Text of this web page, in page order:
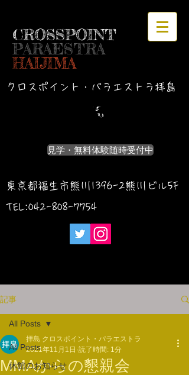
CROSSPOINT
PARAESTRA
HAIJIMA
クロスポイント・パラエストラ拝島
見学・無料体験随時受付中
東京都福生市熊川1396-2熊川ビル5F
TEL:042-808-7754
記事
All Posts
休館のお知らせ
All Posts
MMAからの懇親会
拝島 クロスポイント・パラエストラ
2021年11月1日 読了時間: 1分